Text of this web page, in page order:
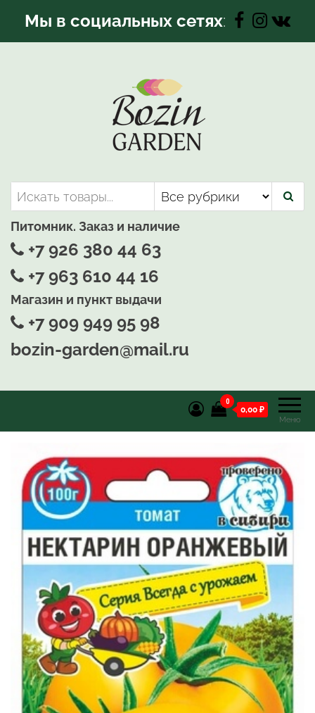
Мы в социальных сетях:
Bozin-Garden | Садовый центр
Садовый центр, Растения
для вашего сада
Питомник. Заказ и наличие
+7 926 380 44 63
+7 963 610 44 16
Магазин и пункт выдачи
+7 909 949 95 98
bozin-garden@mail.ru
Меню
0
0,00 ₽